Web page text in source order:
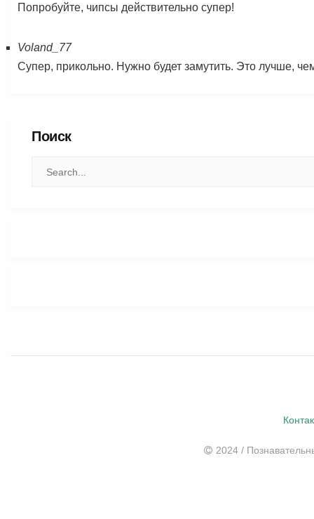
Попробуйте, чипсы действительно супер!
Voland_77
Супер, прикольно. Нужно будет замутить. Это лучше,
Поиск
2024 /